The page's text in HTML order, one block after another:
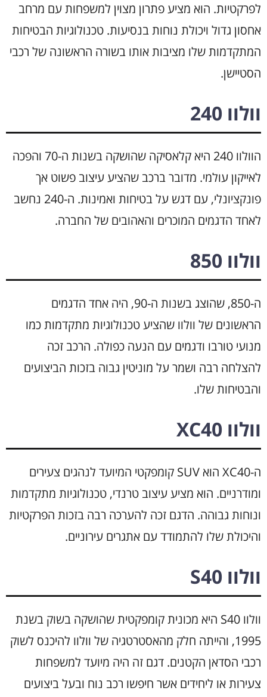
לפרקטיות. הוא מציע פתרון מצוין למשפחות עם מרחב
אחסון גדול ויכולת נוחות בנסיעות. טכנולוגיות הבטיחות
המתקדמות שלו מציבות אותו בשורה הראשונה של רכבי
הסטיישן.
וולוו 240
הוולוו 240 היא קלאסיקה שהושקה בשנות ה-70 והפכה
לאייקון עולמי. מדובר ברכב שהציע עיצוב פשוט אך
פונקציונלי, עם דגש על בטיחות ואמינות. ה-240 נחשב
לאחד הדגמים המוכרים והאהובים של החברה.
וולוו 850
ה-850, שהוצג בשנות ה-90, היה אחד הדגמים
הראשונים של וולוו שהציע טכנולוגיות מתקדמות כמו
מנועי טורבו ודגמים עם הנעה כפולה. הרכב זכה
להצלחה רבה ושמר על מוניטין גבוה בזכות הביצועים
והבטיחות שלו.
וולוו XC40
ה-XC40 הוא SUV קומפקטי המיועד לנהגים צעירים
ומודרניים. הוא מציע עיצוב טרנדי, טכנולוגיות מתקדמות
ונוחות גבוהה. הדגם זכה להערכה רבה בזכות הפרקטיות
והיכולת שלו להתמודד עם אתגרים עירוניים.
וולוו S40
וולוו S40 היא מכונית קומפקטית שהושקה בשוק בשנת
1995, והייתה חלק מהאסטרטגיה של וולוו להיכנס לשוק
רכבי הסדאן הקטנים. דגם זה היה מיועד למשפחות
צעירות או ליחידים אשר חיפשו רכב נוח ובעל ביצועים